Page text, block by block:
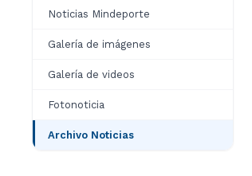
Noticias Mindeporte
Galería de imágenes
Galería de videos
Fotonoticia
Archivo Noticias